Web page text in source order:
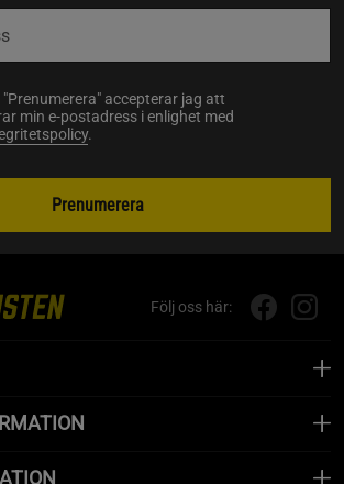
accepterar jag att
min e-postadress i enlighet med
.
Prenumerera
Följ oss här: